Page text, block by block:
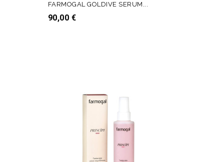
FARMOGAL GOLDIVE SERUM...
Prezzo
90,00 €
AGGIUNGI AL CARRELLO